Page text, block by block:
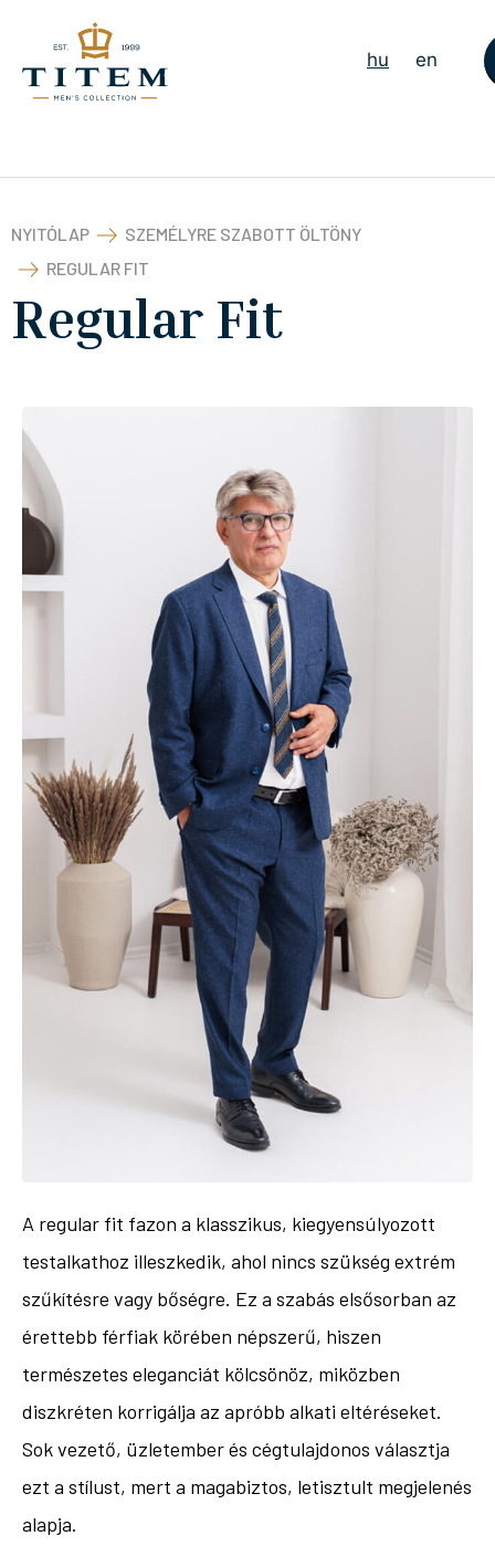
hu en
NYITÓLAP
SZEMÉLYRE SZABOTT ÖLTÖNY
REGULAR FIT
Regular Fit
A regular fit fazon a klasszikus, kiegyensúlyozott
testalkathoz illeszkedik, ahol nincs szükség extrém
szűkítésre vagy bőségre. Ez a szabás elsősorban az
érettebb férfiak körében népszerű, hiszen
természetes eleganciát kölcsönöz, miközben
diszkréten korrigálja az apróbb alkati eltéréseket.
Sok vezető, üzletember és cégtulajdonos választja
ezt a stílust, mert a magabiztos, letisztult megjelenés
alapja.